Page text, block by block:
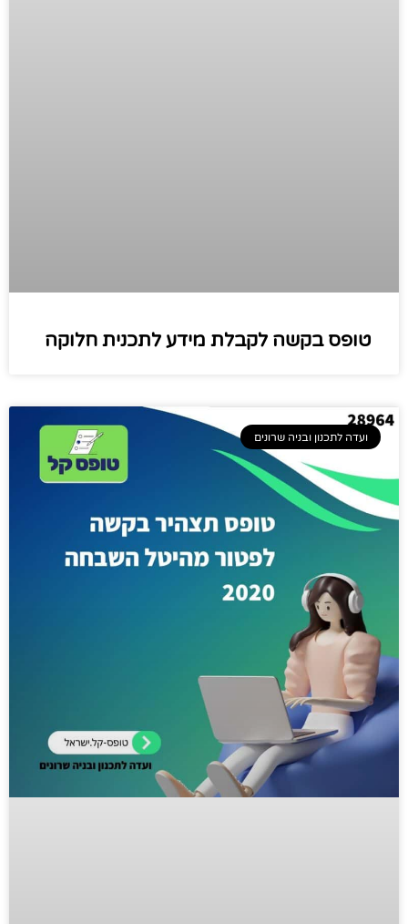
טופס בקשה לקבלת מידע לתכנית חלוקה
ועדה לתכנון ובניה שרונים